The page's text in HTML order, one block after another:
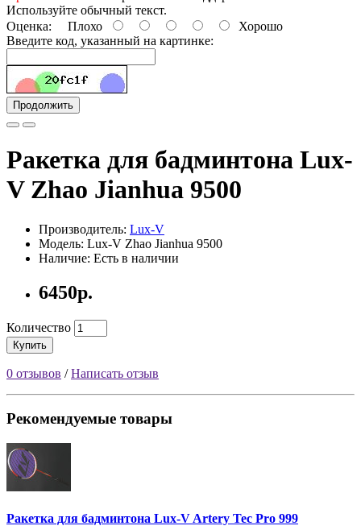
Используйте обычный текст.
Оценка: Плохо
Хорошо
Введите код, указанный на картинке:
Продолжить
Ракетка для бадминтона Lux-
V Zhao Jianhua 9500
Производитель: Lux-V
Модель: Lux-V Zhao Jianhua 9500
Наличие: Есть в наличии
6450р.
Количество
Купить
0 отзывов /Написать отзыв
Рекомендуемые товары
Ракетка для бадминтона Lux-V Artery Tec Pro 999